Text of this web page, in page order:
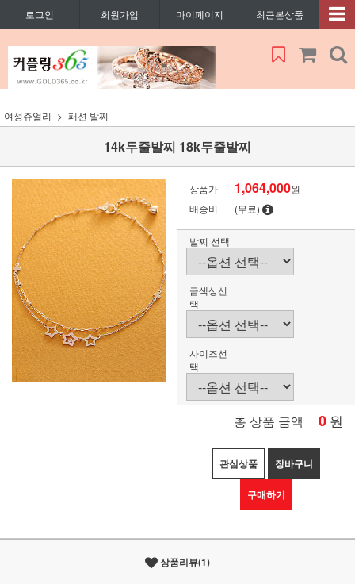
로그인 회원가입 마이페이지 최근본상품
여성쥬얼리 패션 발찌
14k두줄발찌 18k두줄발찌
상품가 1,064,000원
배송비
(무료)
발찌 선택
금색상선
택
사이즈선
택
총 상품 금액 0 원
관심상품 장바구니
구매하기
상품리뷰(1)